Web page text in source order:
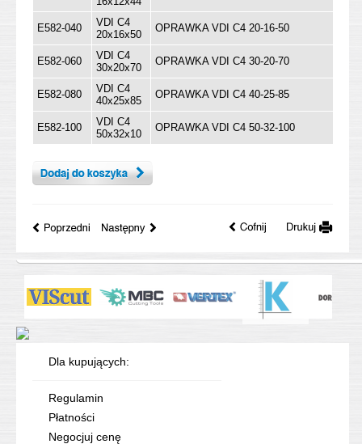
E582-040
VDI C4
20x16x50
OPRAWKA VDI C4 20-16-50
E582-060
VDI C4
30x20x70
OPRAWKA VDI C4 30-20-70
E582-080
VDI C4
40x25x85
OPRAWKA VDI C4 40-25-85
E582-100
VDI C4
50x32x10
OPRAWKA VDI C4 50-32-100
Dla kupujących:
Regulamin
Płatności
Negocjuj cenę